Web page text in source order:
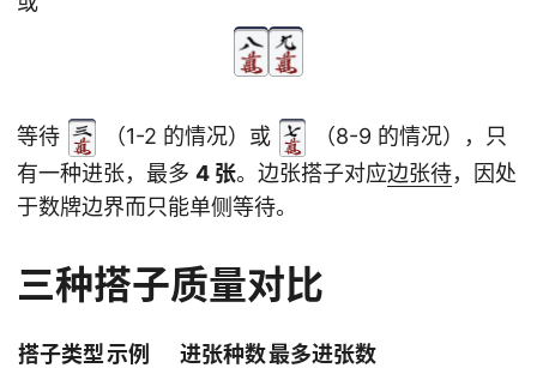
等待 （1-2 的情况）或
（8-9 的情况），只
有一种进张，最多 4 张。边张搭子对应边张待，因处
于数牌边界而只能单侧等待。
三种搭子质量对比
搭子类型示例 进张种数最多进张数